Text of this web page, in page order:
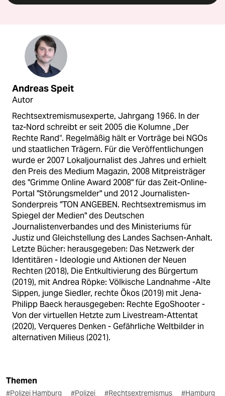
Andreas Speit
Autor
Rechtsextremismusexperte, Jahrgang 1966. In der
taz-Nord schreibt er seit 2005 die Kolumne „Der
Rechte Rand“. Regelmäßig hält er Vorträge bei NGOs
und staatlichen Trägern. Für die Veröffentlichungen
wurde er 2007 Lokaljournalist des Jahres und erhielt
den Preis des Medium Magazin, 2008 Mitpreisträger
des "Grimme Online Award 2008" für das Zeit-Online-
Portal "Störungsmelder" und 2012 Journalisten-
Sonderpreis "TON ANGEBEN. Rechtsextremismus im
Spiegel der Medien" des Deutschen
Journalistenverbandes und des Ministeriums für
Justiz und Gleichstellung des Landes Sachsen-Anhalt.
Letzte Bücher: herausgegeben: Das Netzwerk der
Identitären - Ideologie und Aktionen der Neuen
Rechten (2018), Die Entkultivierung des Bürgertum
(2019), mit Andrea Röpke: Völkische Landnahme -Alte
Sippen, junge Siedler, rechte Ökos (2019) mit Jena-
Philipp Baeck herausgegeben: Rechte EgoShooter -
Von der virtuellen Hetzte zum Livestream-Attentat
(2020), Verqueres Denken - Gefährliche Weltbilder in
alternativen Milieus (2021).
Themen
#Polizei Hamburg #Polizei #Rechtsextremismus
#Hamburg